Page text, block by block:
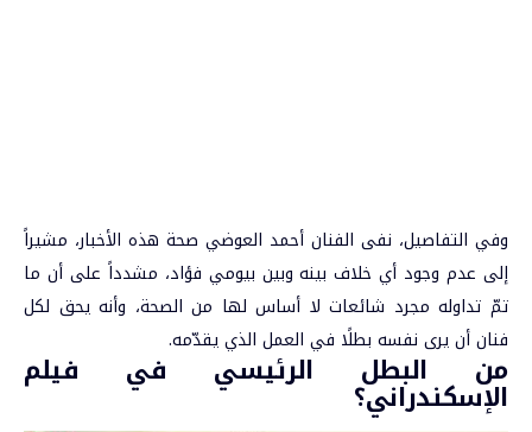
وفي التفاصيل، نفى الفنان أحمد العوضي صحة هذه الأخبار، مشيراً
إلى عدم وجود أي خلاف بينه وبين بيومي فؤاد، مشدداً على أن ما
تمّ تداوله مجرد شائعات لا أساس لها من الصحة، وأنه يحق لكل
فنان أن يرى نفسه بطلًا في العمل الذي يقدّمه.
من البطل الرئيسي في فيلم
الإسكندراني؟